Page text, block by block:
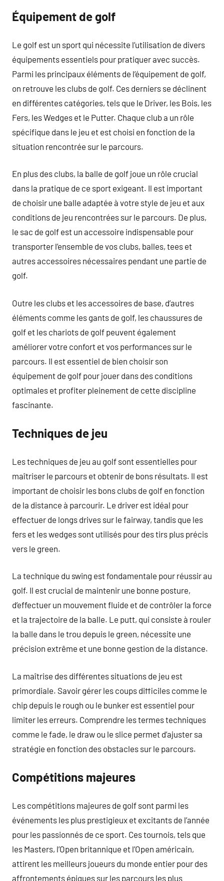
Équipement de golf
Le golf est un sport qui nécessite l’utilisation de divers
équipements essentiels pour pratiquer avec succès.
Parmi les principaux éléments de l’équipement de golf,
on retrouve les clubs de golf. Ces derniers se déclinent
en différentes catégories, tels que le Driver, les Bois, les
Fers, les Wedges et le Putter. Chaque club a un rôle
spécifique dans le jeu et est choisi en fonction de la
situation rencontrée sur le parcours.
En plus des clubs, la balle de golf joue un rôle crucial
dans la pratique de ce sport exigeant. Il est important
de choisir une balle adaptée à votre style de jeu et aux
conditions de jeu rencontrées sur le parcours. De plus,
le sac de golf est un accessoire indispensable pour
transporter l’ensemble de vos clubs, balles, tees et
autres accessoires nécessaires pendant une partie de
golf.
Outre les clubs et les accessoires de base, d’autres
éléments comme les gants de golf, les chaussures de
golf et les chariots de golf peuvent également
améliorer votre confort et vos performances sur le
parcours. Il est essentiel de bien choisir son
équipement de golf pour jouer dans des conditions
optimales et profiter pleinement de cette discipline
fascinante.
Techniques de jeu
Les techniques de jeu au golf sont essentielles pour
maîtriser le parcours et obtenir de bons résultats. Il est
important de choisir les bons clubs de golf en fonction
de la distance à parcourir. Le driver est idéal pour
effectuer de longs drives sur le fairway, tandis que les
fers et les wedges sont utilisés pour des tirs plus précis
vers le green.
La technique du swing est fondamentale pour réussir au
golf. Il est crucial de maintenir une bonne posture,
d’effectuer un mouvement fluide et de contrôler la force
et la trajectoire de la balle. Le putt, qui consiste à rouler
la balle dans le trou depuis le green, nécessite une
précision extrême et une bonne gestion de la distance.
La maîtrise des différentes situations de jeu est
primordiale. Savoir gérer les coups difficiles comme le
chip depuis le rough ou le bunker est essentiel pour
limiter les erreurs. Comprendre les termes techniques
comme le fade, le draw ou le slice permet d’ajuster sa
stratégie en fonction des obstacles sur le parcours.
Compétitions majeures
Les compétitions majeures de golf sont parmi les
événements les plus prestigieux et excitants de l’année
pour les passionnés de ce sport. Ces tournois, tels que
les Masters, l’Open britannique et l’Open américain,
attirent les meilleurs joueurs du monde entier pour des
affrontements épiques sur les parcours les plus